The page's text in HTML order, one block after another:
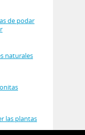
de podar
naturales
las plantas